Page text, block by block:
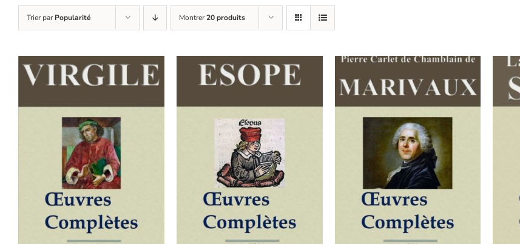
Trier parPopularité Montrer20 produits
AJOUTER AU PANIER
DÉTAILS
AJOUTER AU PANIER
DÉTAILS
AJOUTER AU PANIER
DÉTAILS